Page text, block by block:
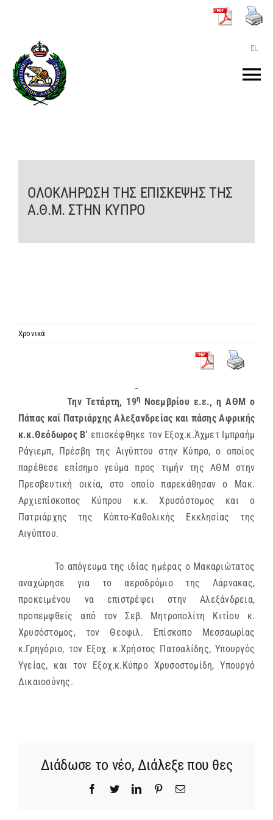
περιεχόμενο
EL
O ΠΑΤΡΙΑΡΧΗΣ
ΤΟ ΠΑΤΡΙΑΡΧΕΙΟ
KEIMENA
ΣΥΝΔΕΣΕΙΣ
ΟΛΟΚΛΗΡΩΣΗ ΤΗΣ ΕΠΙΣΚΕΨΗΣ ΤΗΣ
Α.Θ.Μ. ΣΤΗΝ ΚΥΠΡΟ
Χρονικά
Την Τετάρτη, 19η
Νοεμβρίου ε.ε., η ΑΘΜ ο
Πάπας καί Πατριάρχης Αλεξανδρείας και πάσης Αφρικής
κ.κ.Θεόδωρος Β’ επισκέφθηκε τον Εξοχ.κ.Άχμετ Ιμπραήμ
Ράγιεμπ, Πρέσβη της Αιγύπτου στην Κύπρο, ο οποίος
παρέθεσε επίσημο γεύμα προς τιμήν της ΑΘΜ στην
Πρεσβευτική οικία, στο οποίο παρεκάθησαν ο Μακ.
Αρχιεπίσκοπος Κύπρου κ.κ. Χρυσόστομος και ο
Πατριάρχης της Κόπτο-Καθολικής Εκκλησίας της
Αιγύπτου.
Το απόγευμα της ιδίας ημέρας ο Μακαριώτατος
αναχώρησε για το αεροδρόμιο της Λάρνακας,
προκειμένου να επιστρέψει στην Αλεξάνδρεια,
προπεμφθείς από τον Σεβ. Μητροπολίτη Κιτίου κ.
Χρυσόστομος, τον Θεοφιλ. Επίσκοπο Μεσσαωρίας
κ.Γρηγόριο, τον Εξοχ. κ.Χρήστος Πατσαλίδης, Υπουργός
Υγείας, και τον Εξοχ.κ.Κύπρο Χρυσοστομίδη, Υπουργό
Δικαιοσύνης.
Διάδωσε το νέο, Διάλεξε που θες
Facebook
TwitterLinkedInPinterestEmail